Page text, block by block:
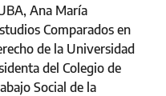
Ana María
Comparados en
de la Universidad
del Colegio de
Social de la